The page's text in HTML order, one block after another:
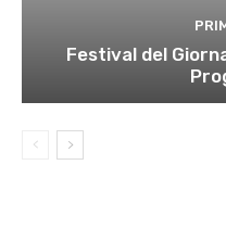
Festival del